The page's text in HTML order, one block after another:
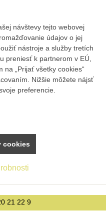
21 22 9
návštevy tejto webovej
údajov o jej
nástroje a služby tretích
preniesť k partnerom v EÚ,
na „Prijať všetky cookies“
Nižšie môžete nájsť
preferencie.
cookies